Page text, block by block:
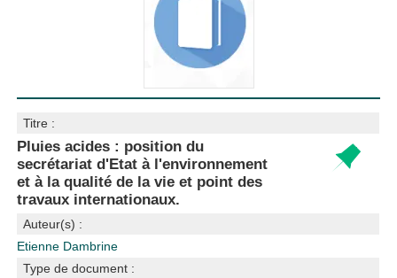
Titre :
Pluies acides : position du
secrétariat d'Etat à l'environnement
et à la qualité de la vie et point des
travaux internationaux.
Auteur(s) :
Etienne Dambrine
Type de document :